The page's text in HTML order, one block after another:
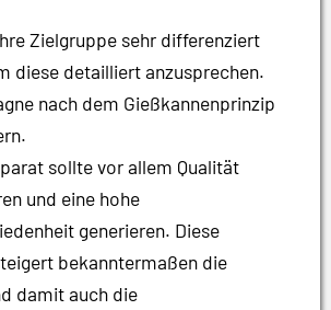
Zielgruppe sehr differenziert
diese detailliert anzusprechen.
nach dem Gießkannenprinzip
sollte vor allem Qualität
und eine hohe
generieren. Diese
bekanntermaßen die
damit auch die